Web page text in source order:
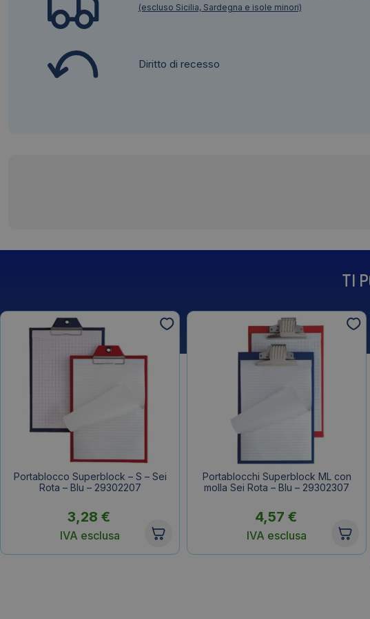
(escluso Sicilia, Sardegna e isole minori)
Diritto di recesso
TI
Portablocco Superblock – S – Sei
Rota – Blu – 29302207
3,28€
IVA esclusa
Portablocchi Superblock ML con
molla Sei Rota – Blu – 29302307
4,57 €
IVA esclusa